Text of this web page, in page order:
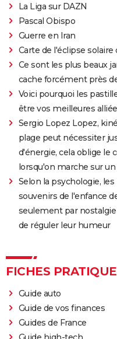
La Liga sur DAZN
Pascal Obispo
Guerre en Iran
Carte de l'éclipse solaire
Ce sont les plus beaux
cache forcément près
Voici pourquoi les
être vos meilleures
Sergio Lopez Lopez,
plage peut nécessiter
d'énergie, cela oblige le
lorsqu'on marche sur
Selon la psychologie,
souvenirs de l'enfance
seulement par
de réguler leur humeur
FICHES
Guide auto
Guide de vos finances
Guides de France